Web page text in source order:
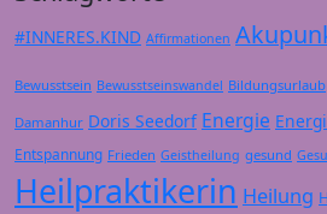
#INNERES.KIND Affirmationen
Bewusstsein Bewusstseinswandel Bildungsurlaub
Damanhur Doris Seedorf Energie
Entspannung Frieden Geistheilung gesund
Heilpraktikerin Heilung